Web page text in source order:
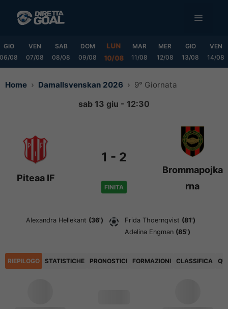
MENU
GIO
06/08
VEN
07/08
SAB
08/08
DOM
09/08
LUN
10/08
MAR
11/08
MER
12/08
GIO
13/08
VEN
14/08
Home Damallsvenskan 2026 9° Giornata
sab 13 giu - 12:30
Piteaa IF
1 - 2
FINITA
Brommapojka
rna
Alexandra Hellekant (36') Frida Thoernqvist (81')
Adelina Engman (85')
RIEPILOGO STATISTICHE PRONOSTICI FORMAZIONI CLASSIFICA